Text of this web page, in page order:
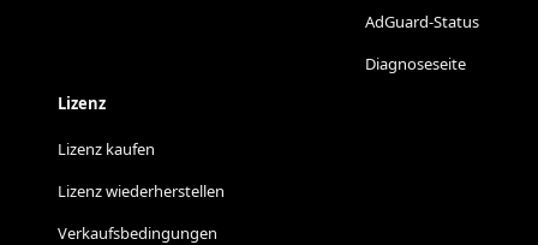
AdGuard-Status
Diagnoseseite
Lizenz
Lizenz kaufen
Lizenz wiederherstellen
Verkaufsbedingungen